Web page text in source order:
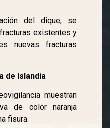
del dique, se
existentes y
nuevas fracturas
de Islandia
muestran
de color naranja
fisura.